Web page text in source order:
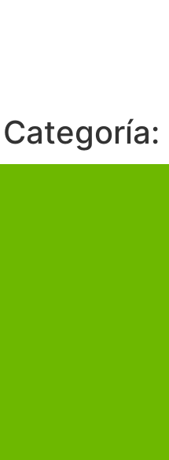
Categoría: